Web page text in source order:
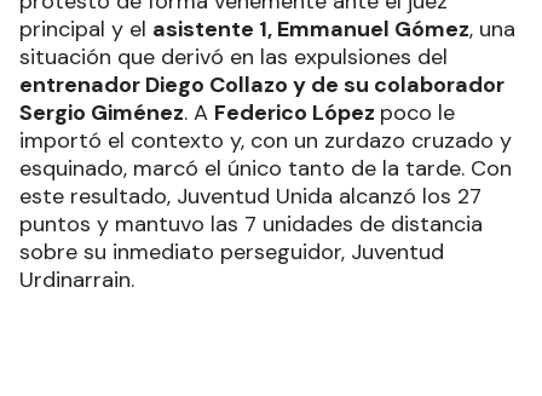
principal y el asistente 1, Emmanuel Gómez, una
situación que derivó en las expulsiones del
entrenador Diego Collazo y de su colaborador
Sergio Giménez. A Federico López poco le
importó el contexto y, con un zurdazo cruzado y
esquinado, marcó el único tanto de la tarde. Con
este resultado, Juventud Unida alcanzó los 27
puntos y mantuvo las 7 unidades de distancia
sobre su inmediato perseguidor, Juventud
Urdinarrain.